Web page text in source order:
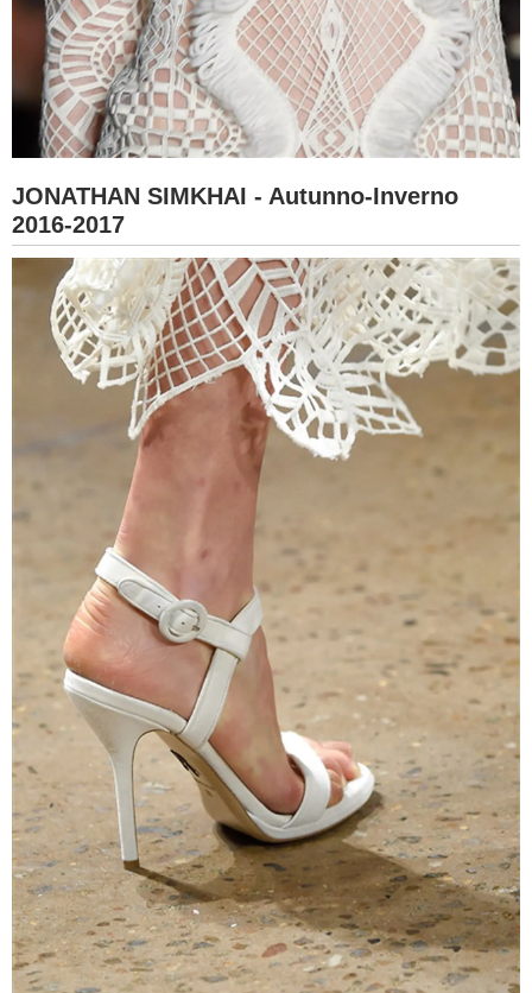
JONATHAN SIMKHAI - Autunno-Inverno
2016-2017